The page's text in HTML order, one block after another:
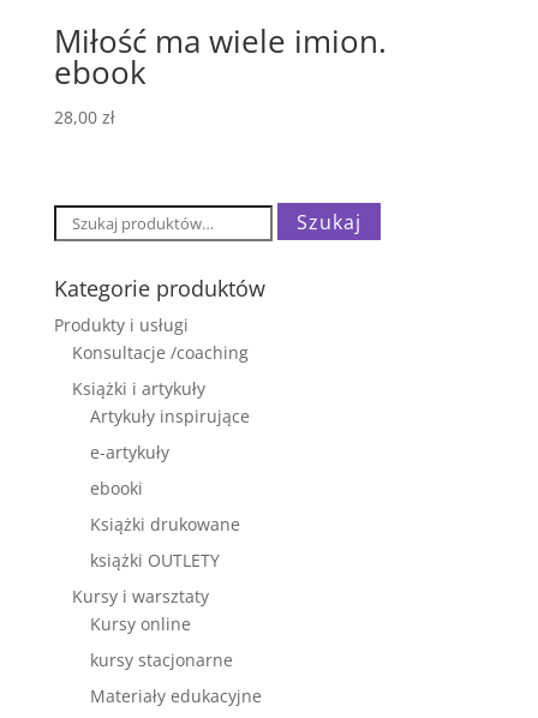
Miłość ma wiele imion.
ebook
28,00 zł
Szukaj: Szukaj
Kategorie produktów
Produkty i usługi
Konsultacje /coaching
Książki i artykuły
Artykuły inspirujące
e-artykuły
ebooki
Książki drukowane
książki OUTLETY
Kursy i warsztaty
Kursy online
kursy stacjonarne
Materiały edukacyjne